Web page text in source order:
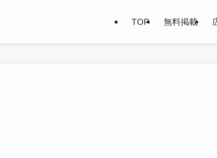
TOP 無料掲載